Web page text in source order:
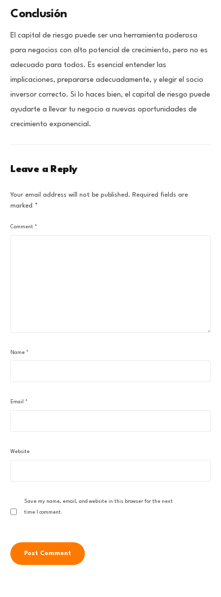
Conclusión
El capital de riesgo puede ser una herramienta poderosa
para negocios con alto potencial de crecimiento, pero no es
adecuado para todos. Es esencial entender las
implicaciones, prepararse adecuadamente, y elegir el socio
inversor correcto. Si lo haces bien, el capital de riesgo puede
ayudarte a llevar tu negocio a nuevas oportunidades de
crecimiento exponencial.
Leave a Reply
Your email address will not be published. Required fields are
marked
*
Comment *
Name *
Email *
Website
Save my name, email, and website in this browser for the next
time I comment.